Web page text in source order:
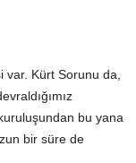
Kürt Sorunu da,
bu yana
bir süre de